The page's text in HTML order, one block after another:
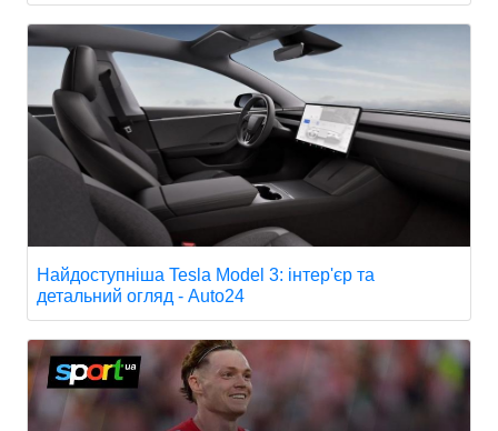
Найдоступніша Tesla Model 3: інтер'єр та
детальний огляд - Auto24